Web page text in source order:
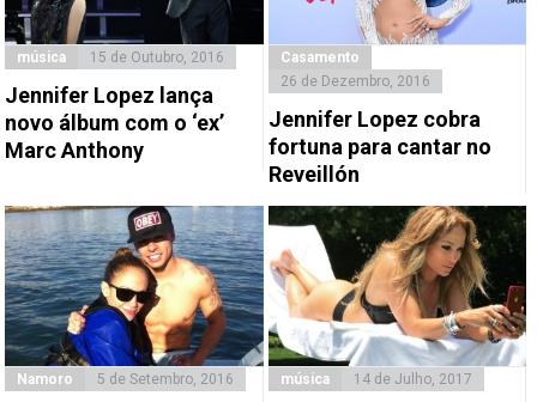
música 15 de Outubro, 2016
Jennifer Lopez lança
novo álbum com o ‘ex’
Marc Anthony
Casamento
26 de Dezembro, 2016
Jennifer Lopez cobra
fortuna para cantar no
Reveillón
Namoro 5 de Setembro, 2016 música 14 de Julho, 2017